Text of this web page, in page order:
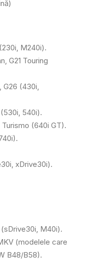
M240i).
G21 Touring
G26 (430i,
540i).
Turismo (640i GT).
xDrive30i).
M40i).
(modelele care
B48/B58).